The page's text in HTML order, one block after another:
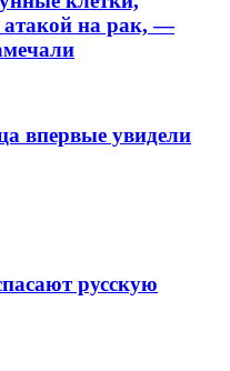
на рак, —
впервые увидели
русскую